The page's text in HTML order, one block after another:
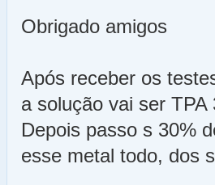
Obrigado amigos
Após receber os
a solução vai ser
Depois passo s 30%
esse metal todo, dos